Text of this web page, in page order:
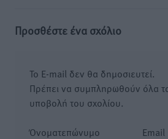
Προσθέστε ένα σχόλιο
Το E-mail δεν θα δημοσιευτεί.
Πρέπει να συμπληρωθούν όλα
υποβολή του σχολίου.
Όνοματεπώνυμο Email